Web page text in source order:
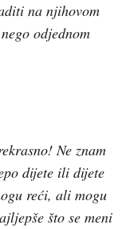
na njihovom
odjednom
Ne znam
dijete ili dijete
reći, ali mogu
što se meni